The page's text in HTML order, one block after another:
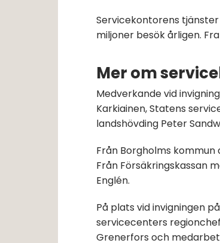
Servicekontorens
miljoner besök årligen.
Mer om
Medverkande vid
Karkiainen, Statens
landshövding Peter
Från Borgholms
Från Försäkringskassan
Englén.
På plats vid invigningen
servicecenters
Grenerfors och